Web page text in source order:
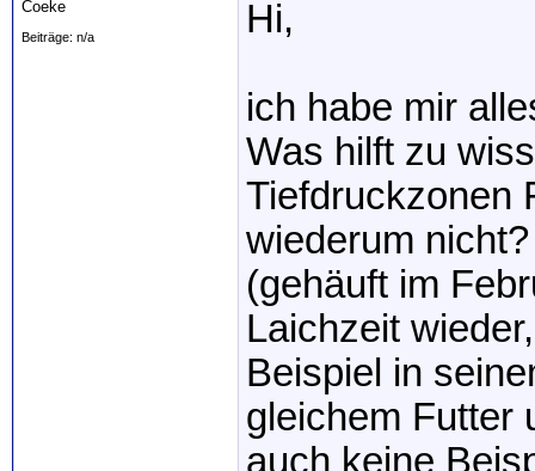
Coeke
Beiträge: n/a Hi,
ich habe mir
Was hilft zu
Tiefdruckzonen
wiederum
(gehäuft im
Laichzeit
Beispiel in
gleichem Futter
auch keine